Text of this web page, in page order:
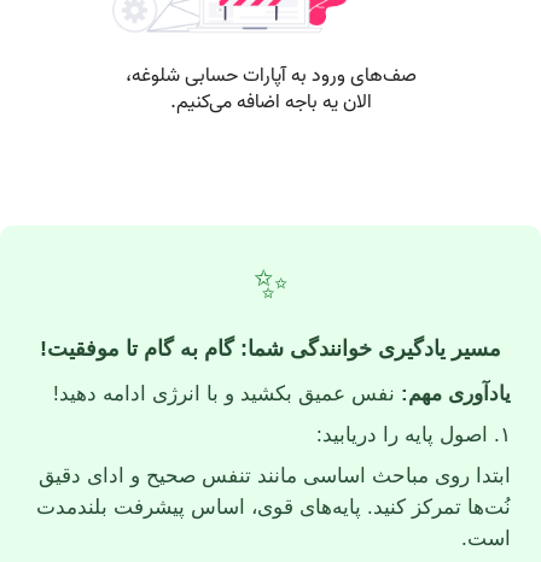
✨
مسیر یادگیری خوانندگی شما: گام به گام تا موفقیت!
یادآوری مهم: نفس عمیق بکشید و با انرژی ادامه دهید!
۱. اصول پایه را دریابید:
ابتدا روی مباحث اساسی مانند تنفس صحیح و ادای دقیق
نُت‌ها تمرکز کنید. پایه‌های قوی، اساس پیشرفت بلندمدت
است.